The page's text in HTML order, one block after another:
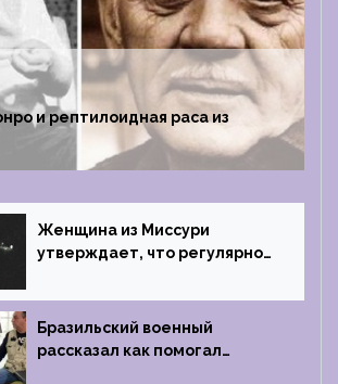
и рептилоидная раса из
Женщина из Миссури
утверждает, что регулярно
инопланетянами
Бразильский военный
рассказал как помогал